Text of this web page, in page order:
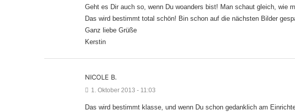
Geht es Dir auch so, wenn Du woanders bist! Man schaut gleich, wie
Das wird bestimmt total schön! Bin schon auf die nächsten Bilder
Ganz liebe Grüße
Kerstin
NICOLE B.
1. Oktober 2013 - 11:03
Das wird bestimmt klasse, und wenn Du schon gedanklich am